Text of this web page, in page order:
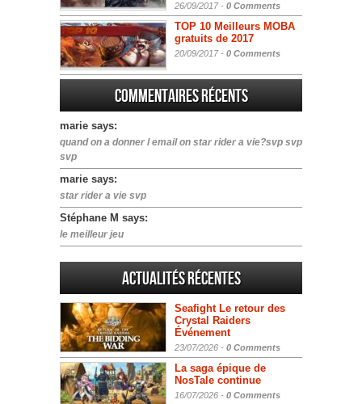
26/09/2017 - 0 Comments
TOP 10 Meilleurs MOBA
gratuits de 2017
20/09/2017 - 0 Comments
Commentaires récents
marie says:
quand on a donner l email on star rider a vie?svp svp
svp
marie says:
star rider a vie svp
Stéphane M says:
le meilleur jeu
Actualités Récentes
Seafight Le retour des
Crystal Raiders
Événement
23/07/2026 - 0 Comments
La saga épique de
NosTale continue
16/07/2026 - 0 Comments